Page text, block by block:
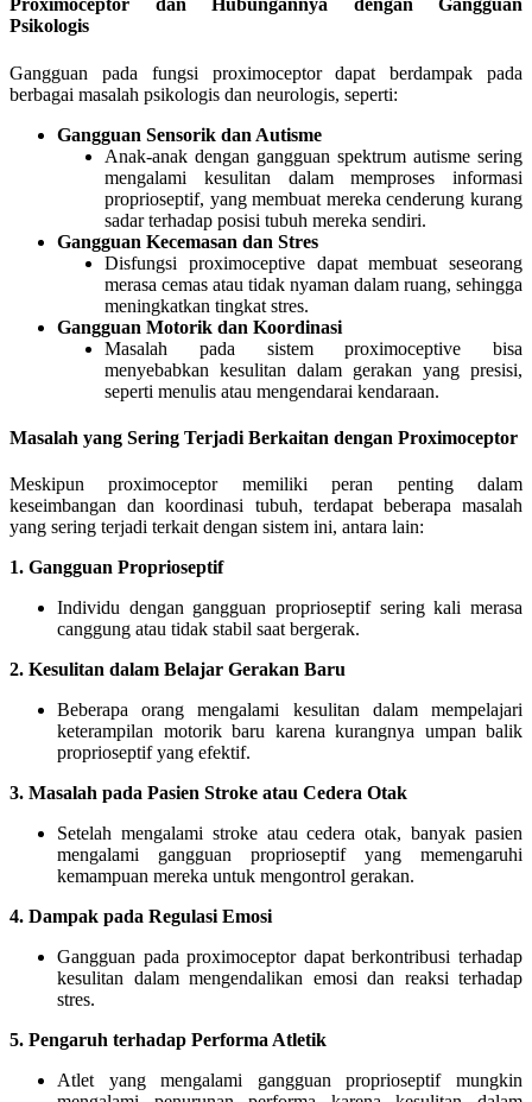
Proximoceptor dan Hubungannya dengan Gangguan
Psikologis
Gangguan pada fungsi proximoceptor dapat berdampak pada
berbagai masalah psikologis dan neurologis, seperti:
Gangguan Sensorik dan Autisme
Anak-anak dengan gangguan spektrum autisme sering
mengalami kesulitan dalam memproses informasi
proprioseptif, yang membuat mereka cenderung kurang
sadar terhadap posisi tubuh mereka sendiri.
Gangguan Kecemasan dan Stres
Disfungsi proximoceptive dapat membuat seseorang
merasa cemas atau tidak nyaman dalam ruang, sehingga
meningkatkan tingkat stres.
Gangguan Motorik dan Koordinasi
Masalah pada sistem proximoceptive bisa
menyebabkan kesulitan dalam gerakan yang presisi,
seperti menulis atau mengendarai kendaraan.
Masalah yang Sering Terjadi Berkaitan dengan Proximoceptor
Meskipun proximoceptor memiliki peran penting dalam
keseimbangan dan koordinasi tubuh, terdapat beberapa masalah
yang sering terjadi terkait dengan sistem ini, antara lain:
1. Gangguan Proprioseptif
Individu dengan gangguan proprioseptif sering kali merasa
canggung atau tidak stabil saat bergerak.
2. Kesulitan dalam Belajar Gerakan Baru
Beberapa orang mengalami kesulitan dalam mempelajari
keterampilan motorik baru karena kurangnya umpan balik
proprioseptif yang efektif.
3. Masalah pada Pasien Stroke atau Cedera Otak
Setelah mengalami stroke atau cedera otak, banyak pasien
mengalami gangguan proprioseptif yang memengaruhi
kemampuan mereka untuk mengontrol gerakan.
4. Dampak pada Regulasi Emosi
Gangguan pada proximoceptor dapat berkontribusi terhadap
kesulitan dalam mengendalikan emosi dan reaksi terhadap
stres.
5. Pengaruh terhadap Performa Atletik
Atlet yang mengalami gangguan proprioseptif mungkin